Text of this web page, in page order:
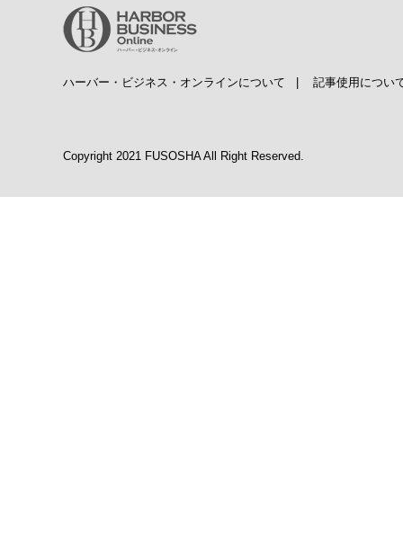
ハーバー・ビジネス・オンラインについて 記事使用につい
Copyright 2021 FUSOSHA All Right Reserved.